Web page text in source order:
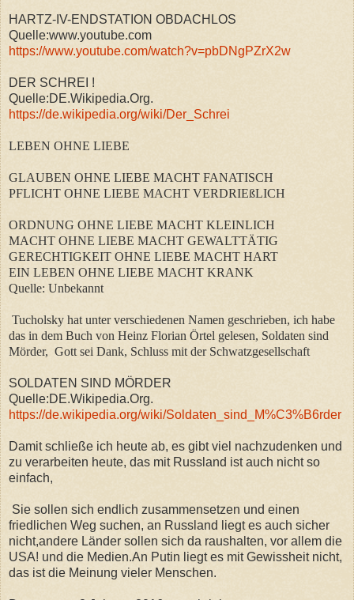
HARTZ-IV-ENDSTATION OBDACHLOS
Quelle:www.youtube.com
https://www.youtube.com/watch?v=pbDNgPZrX2w
DER SCHREI !
Quelle:DE.Wikipedia.Org.
https://de.wikipedia.org/wiki/Der_Schrei
LEBEN OHNE LIEBE
GLAUBEN OHNE LIEBE MACHT FANATISCH
PFLICHT OHNE LIEBE MACHT VERDRIEßLICH
ORDNUNG OHNE LIEBE MACHT KLEINLICH
MACHT OHNE LIEBE MACHT GEWALTTÄTIG
GERECHTIGKEIT OHNE LIEBE MACHT HART
EIN LEBEN OHNE LIEBE MACHT KRANK
Quelle: Unbekannt
Tucholsky hat unter verschiedenen Namen geschrieben, ich habe
das in dem Buch von Heinz Florian Örtel gelesen, Soldaten sind
Mörder, Gott sei Dank, Schluss mit der Schwatzgesellschaft
SOLDATEN SIND MÖRDER
Quelle:DE.Wikipedia.Org.
https://de.wikipedia.org/wiki/Soldaten_sind_M%C3%B6rder
Damit schließe ich heute ab, es gibt viel nachzudenken und
zu verarbeiten heute, das mit Russland ist auch nicht so
einfach,
Sie sollen sich endlich zusammensetzen und einen
friedlichen Weg suchen, an Russland liegt es auch sicher
nicht,andere Länder sollen sich da raushalten, vor allem die
USA! und die Medien.An Putin liegt es mit Gewissheit nicht,
das ist die Meinung vieler Menschen.